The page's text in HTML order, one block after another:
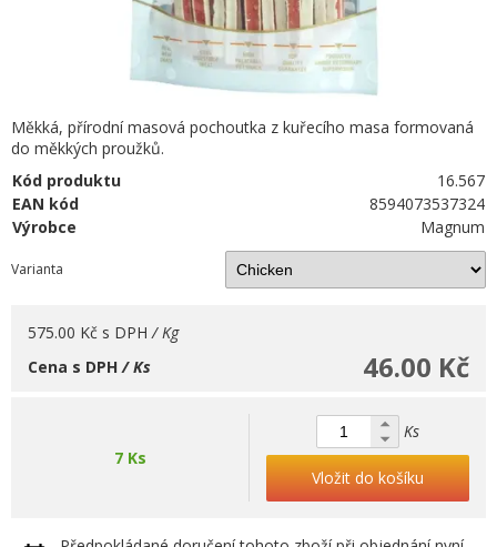
Měkká, přírodní masová pochoutka z kuřecího masa formovaná
do měkkých proužků.
Kód produktu
16.567
EAN kód
8594073537324
Výrobce
Magnum
Varianta
575.00 Kč s DPH / Kg
46.00 Kč
Cena s DPH/ Ks
7 Ks
Ks
Vložit do košíku